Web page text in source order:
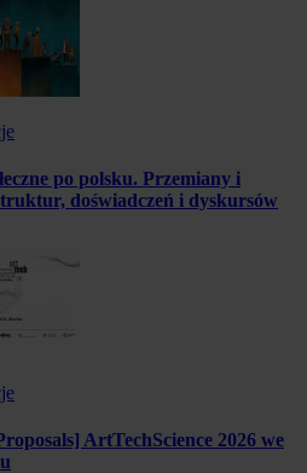
po polsku. Przemiany i
doświadczeń i dyskursów
ArtTechScience 2026 we